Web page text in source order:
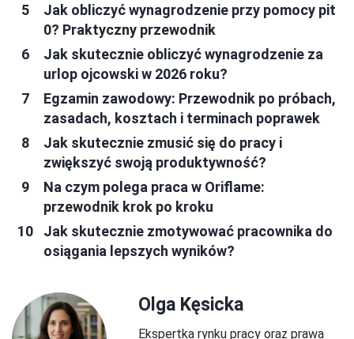
Jak obliczyć wynagrodzenie przy pomocy pit
0? Praktyczny przewodnik
Jak skutecznie obliczyć wynagrodzenie za
urlop ojcowski w 2026 roku?
Egzamin zawodowy: Przewodnik po próbach,
zasadach, kosztach i terminach poprawek
Jak skutecznie zmusić się do pracy i
zwiększyć swoją produktywność?
Na czym polega praca w Oriflame:
przewodnik krok po kroku
Jak skutecznie zmotywować pracownika do
osiągania lepszych wyników?
Olga Kęsicka
Ekspertka rynku pracy oraz prawa